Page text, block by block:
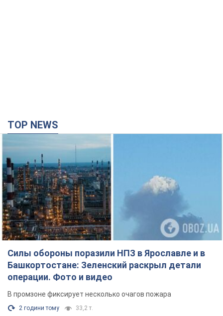
TOP NEWS
Силы обороны поразили НПЗ в Ярославле и в
Башкортостане: Зеленский раскрыл детали
операции. Фото и видео
В промзоне фиксирует несколько очагов пожара
2 години тому 33,2 т.